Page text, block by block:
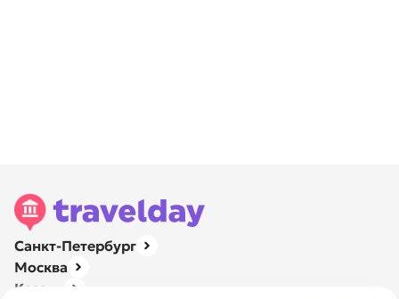
Санкт-Петербург
Москва
Казань